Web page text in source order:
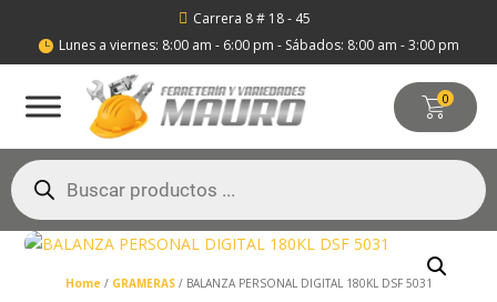
 Carrera 8 # 18 - 45
 Lunes a viernes: 8:00 am - 6:00 pm - Sábados: 8:00 am - 3:00 pm
0
Búsqueda
de
productos
Home / GRAMERAS/ BALANZA PERSONAL DIGITAL 180KL DSF 5031